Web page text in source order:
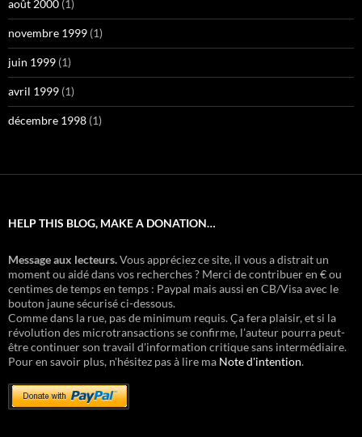
août 2000 (1)
novembre 1999 (1)
juin 1999 (1)
avril 1999 (1)
décembre 1998 (1)
HELP THIS BLOG, MAKE A DONATION…
Message aux lecteurs.Vous appréciez ce site, il vous a distrait un
moment ou aidé dans vos recherches ? Merci de contribuer en € ou
centimes de temps en temps : Paypal mais aussi en CB/Visa avec le
bouton jaune sécurisé ci-dessous.
Comme dans la rue, pas de minimum requis. Ça fera plaisir, et si la
révolution des microtransactions se confirme, l'auteur pourra peut-
être continuer son travail d'information critique sans intermédiaire.
Pour en savoir plus, n'hésitez pas à lire ma Note d'intention.